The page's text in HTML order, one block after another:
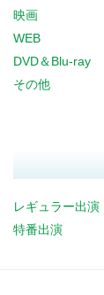
映画
WEB
DVD＆Blu-ray
その他
レギュラー出演
特番出演